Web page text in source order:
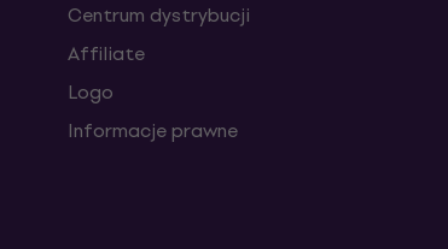
Centrum dystrybucji
Affiliate
Logo
Informacje prawne